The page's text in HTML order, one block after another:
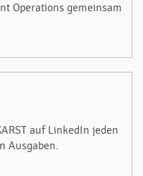
Operations gemeinsam
auf LinkedIn jeden
Ausgaben.